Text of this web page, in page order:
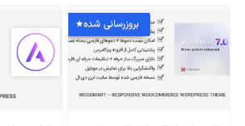
بروزرسانی شده